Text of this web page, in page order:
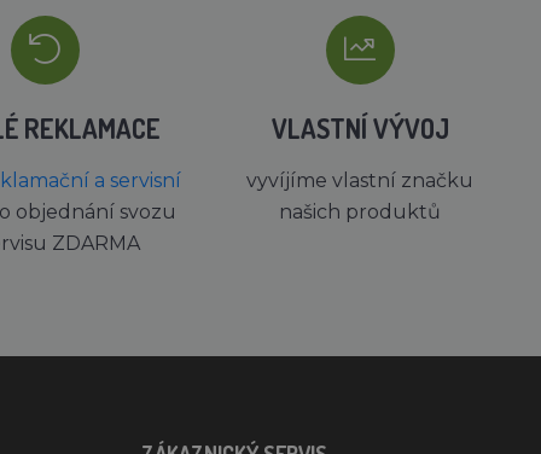
REKLAMACE
a servisní
objednání svozu
ZDARMA
VLASTNÍ VÝVOJ
vyvíjíme vlastní značku
našich produktů